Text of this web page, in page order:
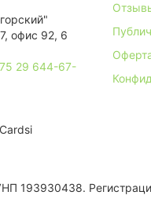
офис 92, 6
29 644-67-
193930438.